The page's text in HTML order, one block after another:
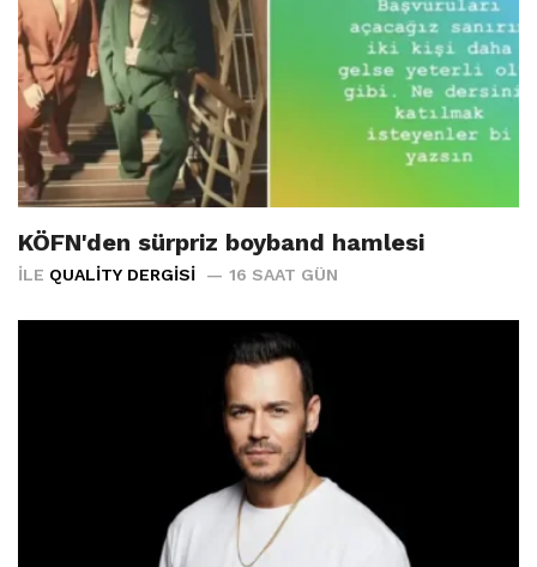
KÖFN'den sürpriz boyband hamlesi
İLE QUALITY DERGISI 16 SAAT GÜN